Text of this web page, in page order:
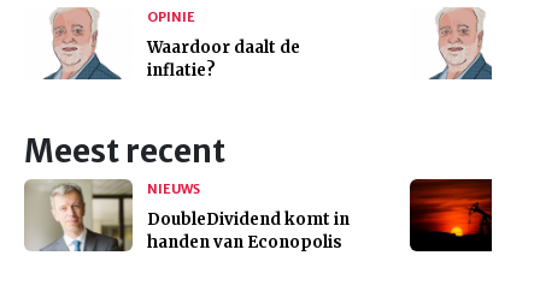
OPINIE
Waardoor daalt de
inflatie?
Meest recent
NIEUWS
DoubleDividend komt in
handen van Econopolis